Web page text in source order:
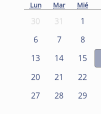
Lun Mar Mié
30 31 1
6
7 8
13
14 15
20
21 22
27
28 29